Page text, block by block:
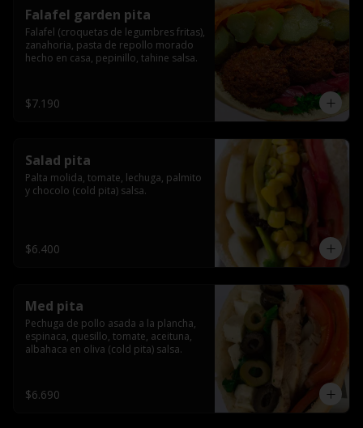
Falafel garden pita
Falafel (croquetas de legumbres fritas),
zanahoria, pasta de repollo morado
hecho en casa, pepinillo, tahine salsa.
$7.190
Salad pita
Palta molida, tomate, lechuga, palmito
y chocolo (cold pita) salsa.
$6.400
Med pita
Pechuga de pollo asada a la plancha,
espinaca, quesillo, tomate, aceituna,
albahaca en oliva (cold pita) salsa.
$6.690